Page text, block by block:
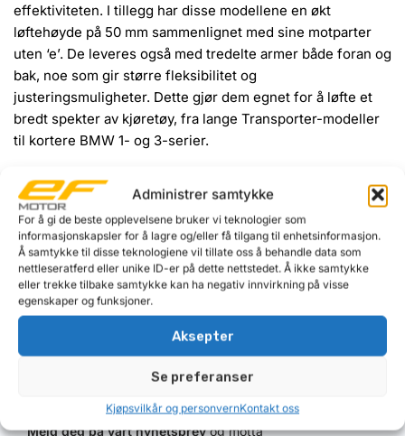
Administrer samtykke
For å gi de beste opplevelsene bruker vi teknologier som
informasjonskapsler for å lagre og/eller få tilgang til enhetsinformasjon.
Å samtykke til disse teknologiene vil tillate oss å behandle data som
nettleseratferd eller unike ID-er på dette nettstedet. Å ikke samtykke
eller trekke tilbake samtykke kan ha negativ innvirkning på visse
egenskaper og funksjoner.
Aksepter
Se preferanser
Kjøpsvilkår og personvernKontakt oss
effektiviteten. I tillegg har disse modellene en økt
løftehøyde på 50 mm sammenlignet med sine motparter
uten ‘e’. De leveres også med tredelte armer både foran og
bak, noe som gir større fleksibilitet og
justeringsmuligheter. Dette gjør dem egnet for å løfte et
bredt spekter av kjøretøy, fra lange Transporter-modeller
til kortere BMW 1- og 3-serier.
Pål Hurum
Posted in: Ofte stilte spørsmål
Meld deg på vårt nyhetsbrevog motta